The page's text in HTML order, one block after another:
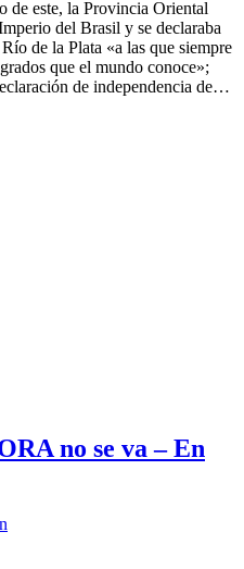
de este, la Provincia Oriental
del Brasil y se declaraba
de la Plata «a las que siempre
que el mundo conoce»;​
de independencia de…
no se va – En